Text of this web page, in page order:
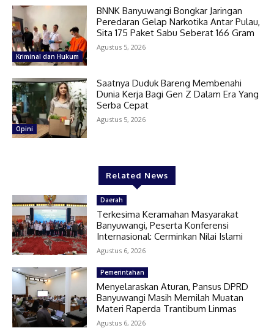
Kriminal dan Hukum
BNNK Banyuwangi Bongkar Jaringan
Peredaran Gelap Narkotika Antar Pulau,
Sita 175 Paket Sabu Seberat 166 Gram
Agustus 5, 2026
Opini
Saatnya Duduk Bareng Membenahi
Dunia Kerja Bagi Gen Z Dalam Era Yang
Serba Cepat
Agustus 5, 2026
Related News
Daerah
Terkesima Keramahan Masyarakat
Banyuwangi, Peserta Konferensi
Internasional: Cerminkan Nilai Islami
Agustus 6, 2026
Pemerintahan
Menyelaraskan Aturan, Pansus DPRD
Banyuwangi Masih Memilah Muatan
Materi Raperda Trantibum Linmas
Agustus 6, 2026